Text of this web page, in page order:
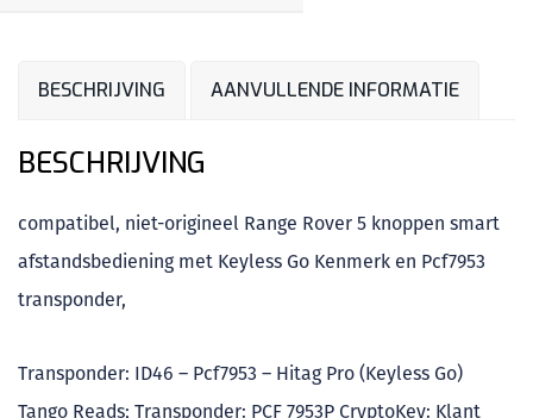
BESCHRIJVING AANVULLENDE INFORMATIE
BESCHRIJVING
compatibel, niet-origineel Range Rover 5 knoppen smart
afstandsbediening met Keyless Go Kenmerk en Pcf7953
transponder,
Transponder: ID46 – Pcf7953 – Hitag Pro (Keyless Go)
Tango Reads; Transponder: PCF 7953P CryptoKey: Klant